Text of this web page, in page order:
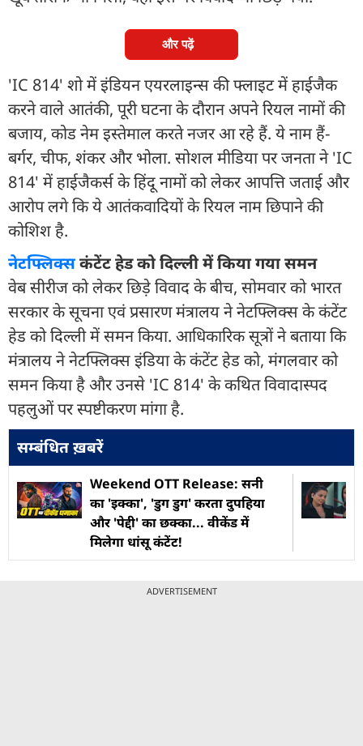
और पढ़ें
'IC 814' शो में इंडियन एयरलाइन्स की फ्लाइट में हाईजैक
करने वाले आतंकी, पूरी घटना के दौरान अपने रियल नामों की
बजाय, कोड नेम इस्तेमाल करते नजर आ रहे हैं. ये नाम हैं-
बर्गर, चीफ, शंकर और भोला. सोशल मीडिया पर जनता ने 'IC
814' में हाईजैकर्स के हिंदू नामों को लेकर आपत्ति जताई और
आरोप लगे कि ये आतंकवादियों के रियल नाम छिपाने की
कोशिश है.
नेटफ्लिक्सकंटेंट हेड को दिल्ली में किया गया समन
वेब सीरीज को लेकर छिड़े विवाद के बीच, सोमवार को भारत
सरकार के सूचना एवं प्रसारण मंत्रालय ने नेटफ्लिक्स के कंटेंट
हेड को दिल्ली में समन किया. आधिकारिक सूत्रों ने बताया कि
मंत्रालय ने नेटफ्लिक्स इंडिया के कंटेंट हेड को, मंगलवार को
समन किया है और उनसे 'IC 814' के कथित विवादास्पद
पहलुओं पर स्पष्टीकरण मांगा है.
सम्बंधित ख़बरें
Weekend OTT Release: सनी
का 'इक्का', 'डुग डुग' करता दुपहिया
और 'पेद्दी' का छक्का... वीकेंड में
मिलेगा धांसू कंटेंट!
ADVERTISEMENT